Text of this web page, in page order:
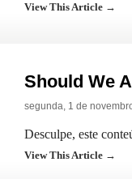
View This Article →
Should We
segunda, 1 de
Desculpe, este
View This Article →